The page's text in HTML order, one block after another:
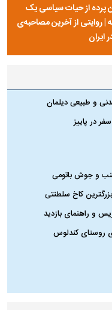
پرده از حیات سیاسی یک
| روایتی از آخرین مصاحبه‌ی
ایران
و طبیعی دیلمان
در پاییز
و جوش باتومی
کاخ سلطنتی
و راهنمای بازدید
روستای کندلوس